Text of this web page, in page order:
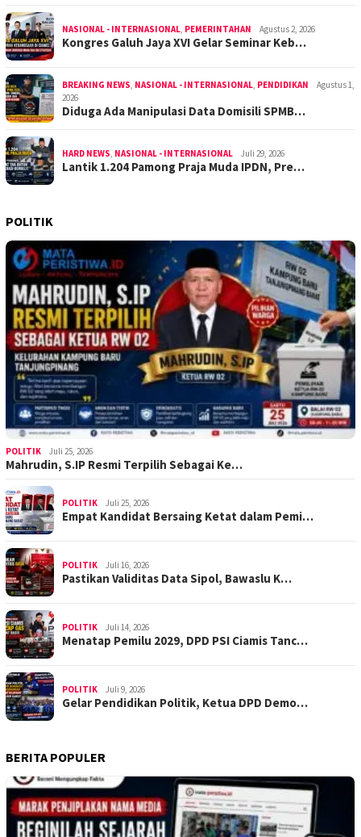
NASIONAL - INTERNASIONAL, PEMERINTAHAN Agustus 2, 2026
Kongres Galuh Jaya XVI Gelar Seminar Keb…
BREAKING NEWS, NASIONAL - INTERNASIONAL, PENDIDIKAN
Agustus 1,
2026
Diduga Ada Manipulasi Data Domisili SPMB…
HARD NEWS, NASIONAL - INTERNASIONAL Juli 29, 2026
Lantik 1.204 Pamong Praja Muda IPDN, Pre…
POLITIK
POLITIK Juli 25, 2026
Mahrudin, S.IP Resmi Terpilih Sebagai Ke…
POLITIK Juli 25, 2026
Empat Kandidat Bersaing Ketat dalam Pemi…
POLITIK Juli 16, 2026
Pastikan Validitas Data Sipol, Bawaslu K…
POLITIK Juli 14, 2026
Menatap Pemilu 2029, DPD PSI Ciamis Tanc…
POLITIK Juli 9, 2026
Gelar Pendidikan Politik, Ketua DPD Demo…
BERITA POPULER